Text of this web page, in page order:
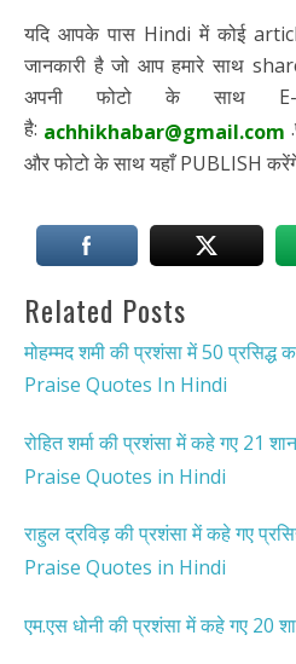
यदि आपके पास Hindi में कोई
जानकारी है जो आप हमारे साथ
अपनी फोटो के साथ
है: achhikhabar@gmail.com
और फोटो के साथ यहाँ PUBLISH
Related Posts
मोहम्मद शमी की प्रशंसा में 50
Praise Quotes In Hindi
रोहित शर्मा की प्रशंसा में कहे गए 21
Praise Quotes in Hindi
राहुल द्रविड़ की प्रशंसा में कहे गए
Praise Quotes in Hindi
एम.एस धोनी की प्रशंसा में कहे गए 20